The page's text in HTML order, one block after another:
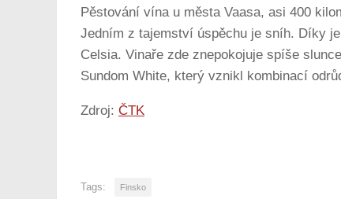
Pěstování vína u města Vaasa, asi 400
Jedním z tajemství úspěchu je sníh. Díky
Celsia. Vinaře zde znepokojuje spíše
Sundom White, který vznikl kombinací
Zdroj: ČTK
Tags: Finsko